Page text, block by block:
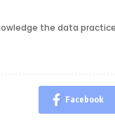
the data
Facebook